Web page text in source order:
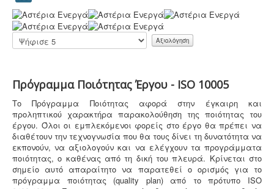
κτηματολόγιο ξεκίνησε, ένας τρόπος για να
αποφευχθεί η ταλαιπωρία είναι να υποβληθεί η
δήλωση ηλεκτρονικά μέσω ίντερνετ.
Υγρά απόβλητα παραγωγής καλλυντικών -
Υπολογισμός χημικά απαιτούμενου οξυγόνου - .Τα
υγρά απόβλητα από την παραγωγή καλλυντικών
ελέγχονται ως προς τις απαιτήσεις επεξεργασίας
μέσα από ειδική μελέτη επεξεργασίας και διάθεσης
πριν την σύνδεση με το κεντρικό δίκτυο αποχέτευσης.
Α
ξ
ι
ο
γ
η
σ
η
Χ
ρ
ή
σ
τ
η
Παρακαλώ
αξιολογήστε
Πρόγραμμα Ποιότητας Έργου - ISO 10005
Tο Πρόγραμμα Ποιότητας αφορά στην έγκαιρη και
προληπτικού χαρακτήρα παρακολούθηση της ποιότητας του
έργου. Όλοι οι εμπλεκόμενοι φορείς στο έργο θα πρέπει να
διαθέτουν την τεχνογνωσία που θα τους δίνει τη δυνατότητα να
εκπονούν, να αξιολογούν και να ελέγχουν τα προγράμματα
ποιότητας, ο καθένας από τη δική του πλευρά. Kρίνεται στο
σημείο αυτό απαραίτητο να παρατεθεί ο ορισμός για το
πρόγραμμα ποιότητας (quality plan) από το πρότυπο ISO